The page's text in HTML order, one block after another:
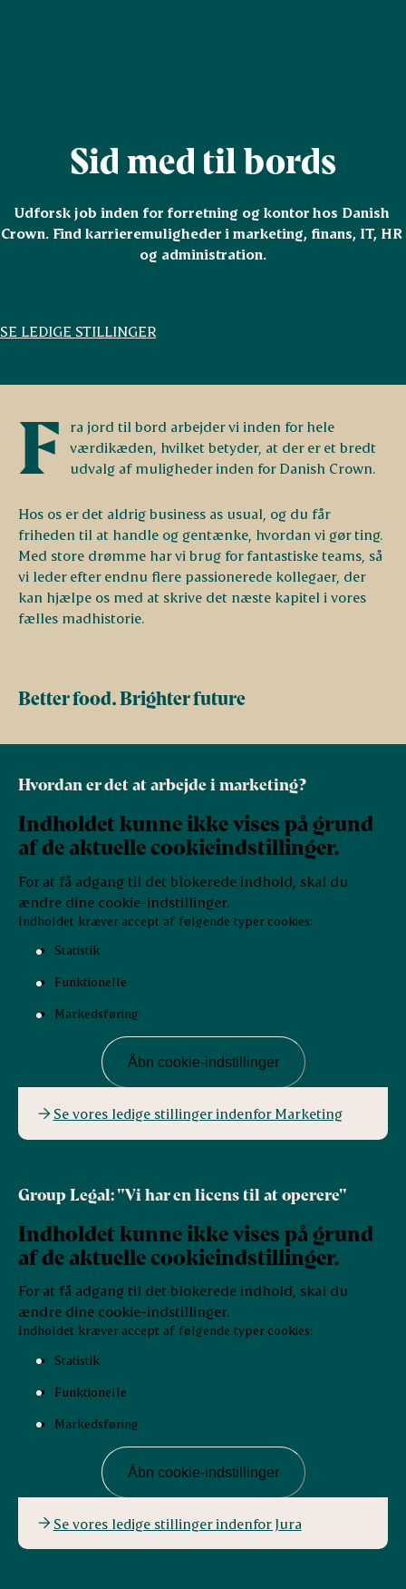
Sid med til bords
Udforsk job inden for forretning og kontor hos Danish
Crown. Find karrieremuligheder i marketing, finans, IT, HR
og administration.
SE LEDIGE STILLINGER
F
ra jord til bord arbejder vi inden for hele
værdikæden, hvilket betyder, at der er et bredt
udvalg af muligheder inden for Danish Crown.
Hos os er det aldrig business as usual, og du får
friheden til at handle og gentænke, hvordan vi gør ting.
Med store drømme har vi brug for fantastiske teams, så
vi leder efter endnu flere passionerede kollegaer, der
kan hjælpe os med at skrive det næste kapitel i vores
fælles madhistorie.
Better food. Brighter future
Hvordan er det at arbejde i marketing?
Indholdet kunne ikke vises på grund
af de aktuelle cookieindstillinger.
For at få adgang til det blokerede indhold, skal du
ændre dine cookie-indstillinger.
Indholdet kræver accept af følgende typer cookies:
Statistik
Funktionelle
Markedsføring
Åbn cookie-indstillinger
Se vores ledige stillinger indenfor Marketing
Group Legal: "Vi har en licens til at operere"
Indholdet kunne ikke vises på grund
af de aktuelle cookieindstillinger.
For at få adgang til det blokerede indhold, skal du
ændre dine cookie-indstillinger.
Indholdet kræver accept af følgende typer cookies:
Statistik
Funktionelle
Markedsføring
Åbn cookie-indstillinger
Se vores ledige stillinger indenfor Jura